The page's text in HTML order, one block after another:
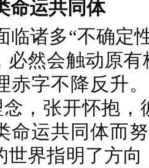
命运共同体
临诸多“不确定
必然会触动原
赤字不降反升
念，张开怀抱
命运共同体而
世界指明了方